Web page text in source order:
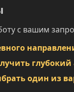
с вашим
один из